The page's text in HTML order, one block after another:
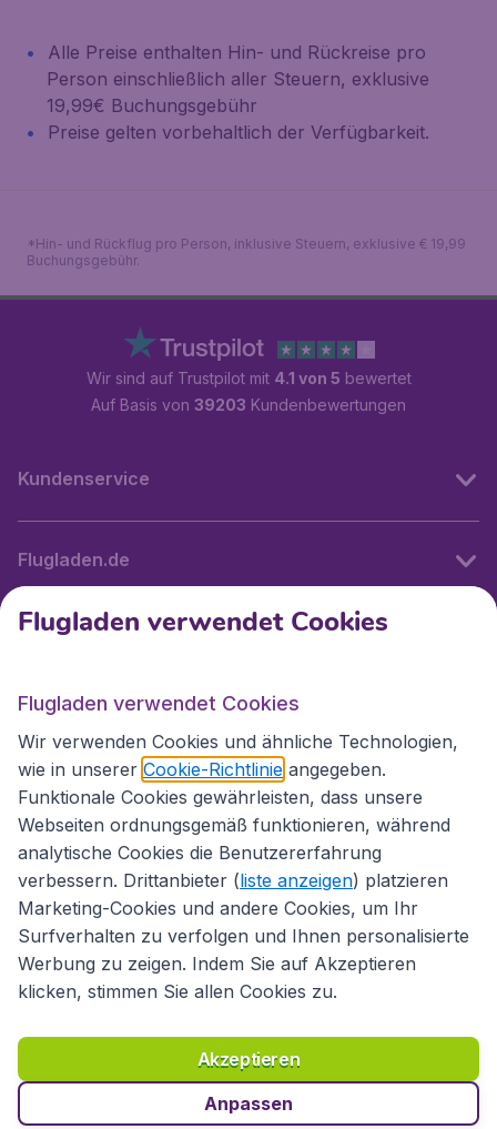
Alle Preise enthalten Hin- und Rückreise pro
Person einschließlich aller Steuern, exklusive
19,99€ Buchungsgebühr
Preise gelten vorbehaltlich der Verfügbarkeit.
*Hin- und Rückflug pro Person, inklusive Steuern, exklusive € 19,99
Buchungsgebühr.
Wir sind auf Trustpilot mit 4.1 von 5 bewertet
Auf Basis von 39203 Kundenbewertungen
Kundenservice
Flugladen.de
Internationale Webseiten
Folgen Sie uns:
Richtlinien und Bedingungen
Haftungsausschluss
Datenschutzerklärung
Cookies Copyright © 2026
Flugladen verwendet Cookies
Flugladen verwendet Cookies
Wir verwenden Cookies und ähnliche Technologien,
wie in unserer Cookie-Richtlinie angegeben.
Funktionale Cookies gewährleisten, dass unsere
Webseiten ordnungsgemäß funktionieren, während
analytische Cookies die Benutzererfahrung
verbessern. Drittanbieter (liste anzeigen) platzieren
Marketing-Cookies und andere Cookies, um Ihr
Surfverhalten zu verfolgen und Ihnen personalisierte
Werbung zu zeigen. Indem Sie auf Akzeptieren
klicken, stimmen Sie allen Cookies zu.
Akzeptieren
Anpassen